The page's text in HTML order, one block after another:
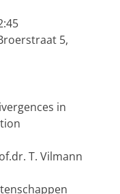
5,
in
T. Vilmann